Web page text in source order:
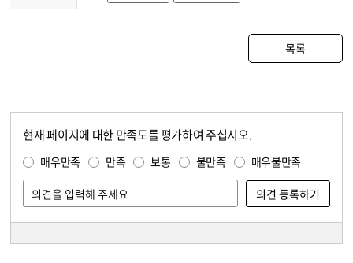
목록
현재 페이지에 대한 만족도를 평가하여 주십시오.
매우만족 만족 보통 불만족 매우불만족